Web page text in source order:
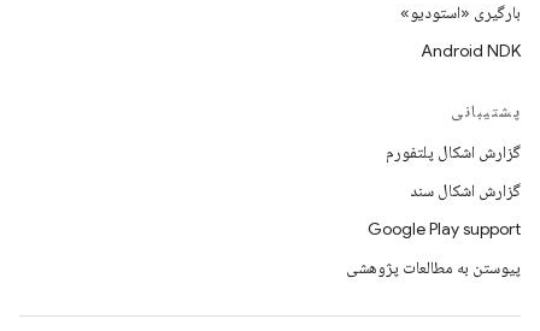
بارگیری «استودیو»
Android NDK
پشتیبانی
گزارش اشکال پلتفورم
گزارش اشکال سند
Google Play support
پیوستن به مطالعات پژوهشی